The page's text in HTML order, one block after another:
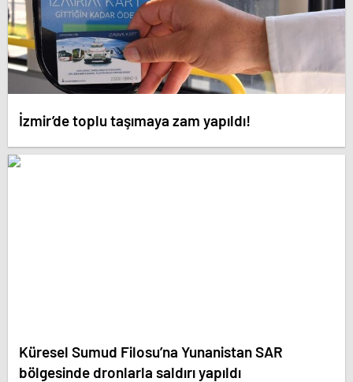
İzmir’de toplu taşımaya zam yapıldı!
Küresel Sumud Filosu’na Yunanistan SAR
bölgesinde dronlarla saldırı yapıldı